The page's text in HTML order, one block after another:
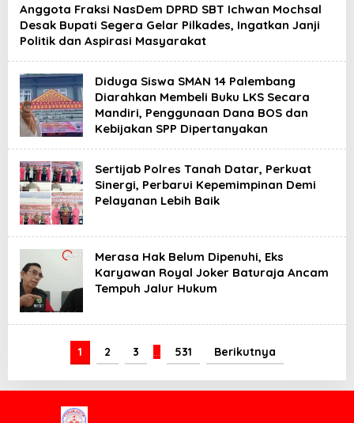
Anggota Fraksi NasDem DPRD SBT Ichwan Mochsal
Desak Bupati Segera Gelar Pilkades, Ingatkan Janji
Politik dan Aspirasi Masyarakat
Diduga Siswa SMAN 14 Palembang
Diarahkan Membeli Buku LKS Secara
Mandiri, Penggunaan Dana BOS dan
Kebijakan SPP Dipertanyakan
Sertijab Polres Tanah Datar, Perkuat
Sinergi, Perbarui Kepemimpinan Demi
Pelayanan Lebih Baik
Merasa Hak Belum Dipenuhi, Eks
Karyawan Royal Joker Baturaja Ancam
Tempuh Jalur Hukum
1 2 3 … 531 Berikutnya